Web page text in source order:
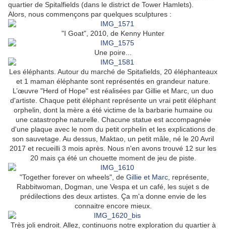
quartier de Spitalfields (dans le district de Tower Hamlets).
Alors, nous commençons par quelques sculptures :
"I Goat", 2010, de Kenny Hunter
Une poire...
Les éléphants. Autour du marché de Spitafields, 20 éléphanteaux
et 1 maman éléphante sont représentés en grandeur nature.
L’œuvre "Herd of Hope" est réalisées par Gillie et Marc, un duo
d'artiste. Chaque petit éléphant représente un vrai petit éléphant
orphelin, dont la mère a été victime de la barbarie humaine ou
une catastrophe naturelle. Chacune statue est accompagnée
d'une plaque avec le nom du petit orphelin et les explications de
son sauvetage. Au dessus, Maktao, un petit mâle, né le 20 Avril
2017 et recueilli 3 mois après. Nous n'en avons trouvé 12 sur les
20 mais ça été un chouette moment de jeu de piste.
"Together forever on wheels", de Gillie et Marc, représente,
Rabbitwoman, Dogman, une Vespa et un café, les sujet s de
prédilections des deux artistes. Ça m'a donne envie de les
connaitre encore mieux.
Très joli endroit. Allez, continuons notre exploration du quartier à